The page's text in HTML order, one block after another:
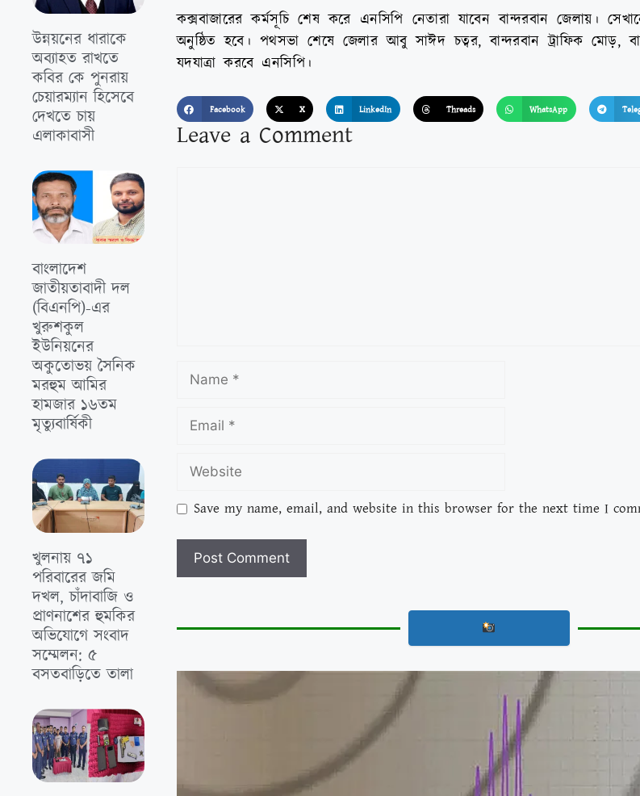
উন্নয়নের ধারাকে
অব্যাহত রাখতে
কবির কে পুনরায়
চেয়ারম্যান হিসেবে
দেখতে চায়
এলাকাবাসী
বাংলাদেশ
জাতীয়তাবাদী দল
(বিএনপি)-এর
খুরুশকুল
ইউনিয়নের
অকুতোভয় সৈনিক
মরহুম আমির
হামজার ১৬তম
মৃত্যুবার্ষিকী
খুলনায় ৭১
পরিবারের জমি
দখল, চাঁদাবাজি ও
প্রাণনাশের হুমকির
অভিযোগে সংবাদ
সম্মেলন: ৫
বসতবাড়িতে তালা
কক্সবাজারের কর্মসূচি শেষ করে এনসিপি নেতারা যাবেন বান্দরবান জেলায়।
অনুষ্ঠিত হবে। পথসভা শেষে জেলার আবু সাঈদ চত্বর, বান্দরবান ট্রাফিক মোড়,
যদযাত্রা করবে এনসিপি।
Facebook X LinkedIn Threads WhatsApp
Leave a Comment
Save my name, email, and website in this browser for the next time I